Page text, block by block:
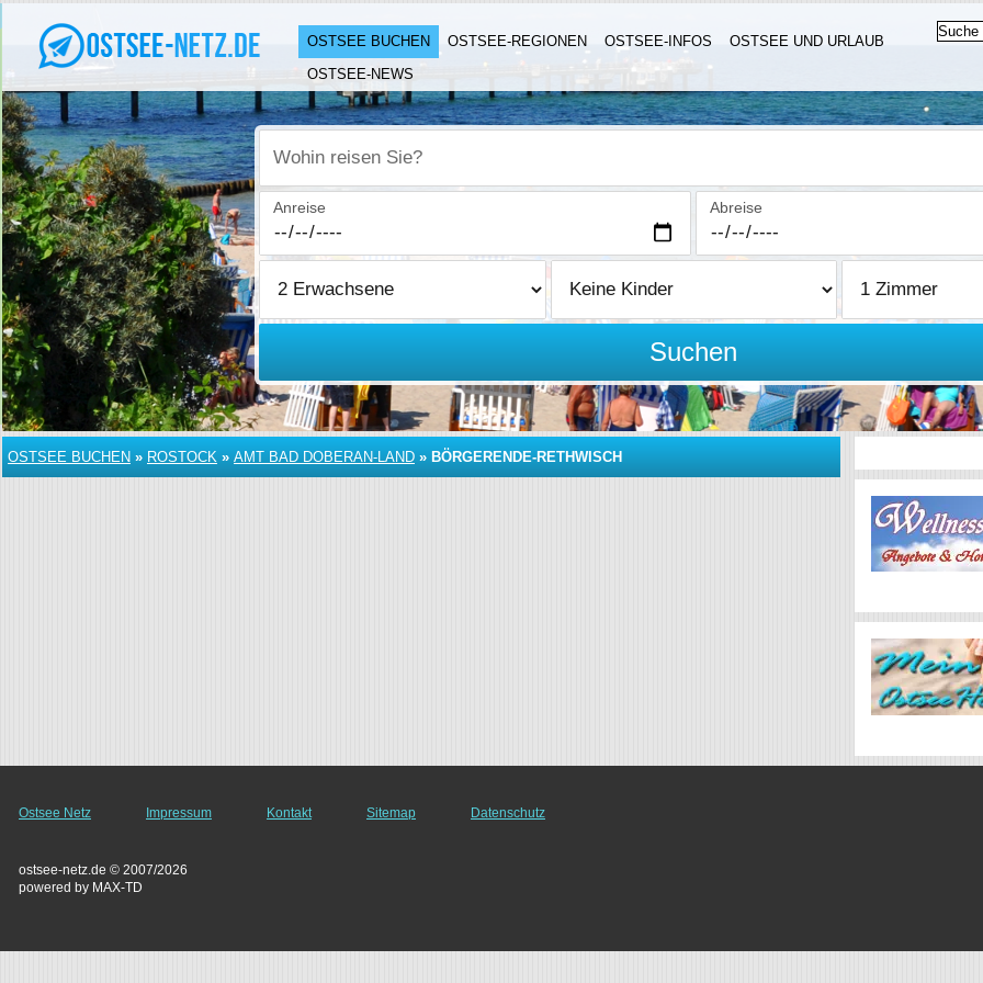
OSTSEE BUCHEN OSTSEE-REGIONEN OSTSEE-INFOS
OSTSEE UND URLAUB
OSTSEE-NEWS
Wohin reisen Sie?
Anreise Abreise
Suchen
OSTSEE BUCHEN » ROSTOCK » AMT BAD DOBERAN-LAND » BÖRGERENDE-RETHWISCH
Ostsee Netz Impressum Kontakt Sitemap Datenschutz
ostsee-netz.de © 2007/2026
powered by MAX-TD